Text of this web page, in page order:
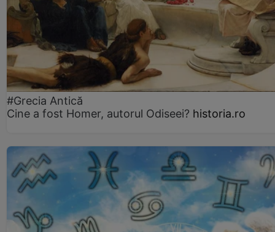
#Grecia Antică
Cine a fost Homer, autorul Odiseei? historia.ro